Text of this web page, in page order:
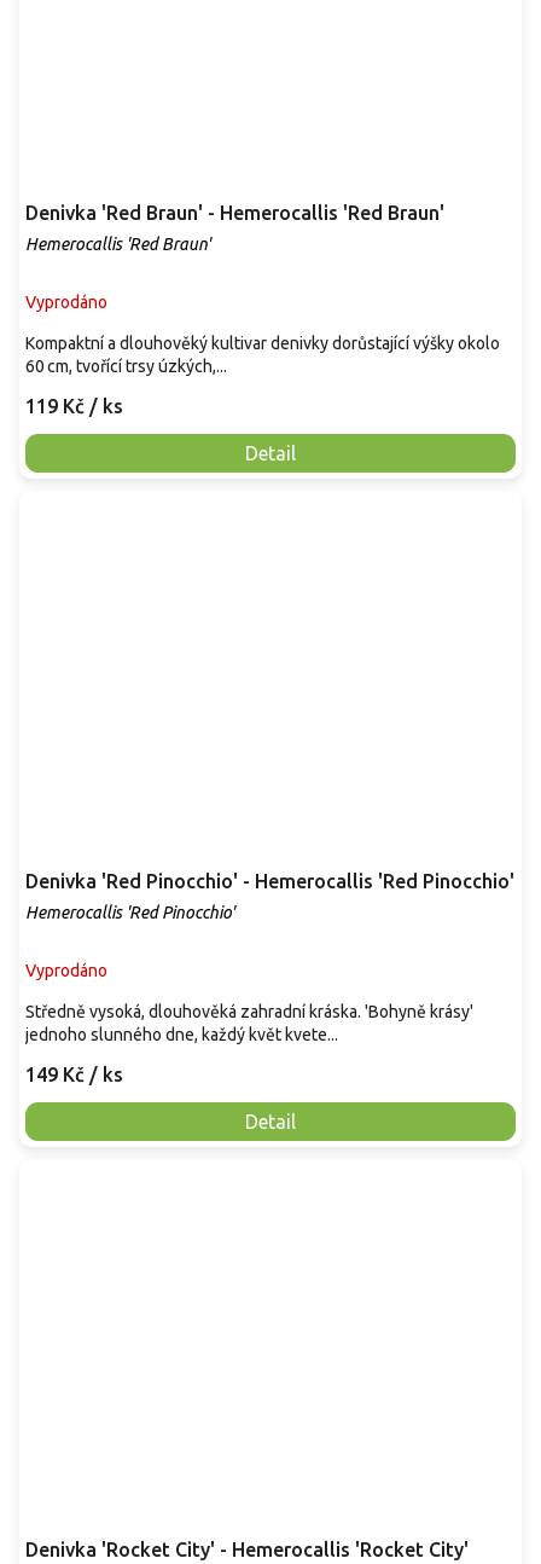
Denivka 'Red Braun' - Hemerocallis 'Red Braun'
Hemerocallis 'Red Braun'
Vyprodáno
119 Kč / ks
Detail
Kompaktní a dlouhověký kultivar denivky dorůstající výšky okolo
60 cm, tvořící trsy úzkých,...
Denivka 'Red Pinocchio' - Hemerocallis 'Red Pinocchio'
Hemerocallis 'Red Pinocchio'
Vyprodáno
149 Kč / ks
Detail
Středně vysoká, dlouhověká zahradní kráska. 'Bohyně krásy'
jednoho slunného dne, každý květ kvete...
Denivka 'Rocket City' - Hemerocallis 'Rocket City'